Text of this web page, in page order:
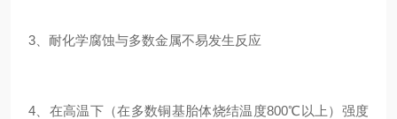
3、耐化学腐蚀与多数金属不易发生反应
4、在高温下（在多数铜基胎体烧结温度800℃以上）强度